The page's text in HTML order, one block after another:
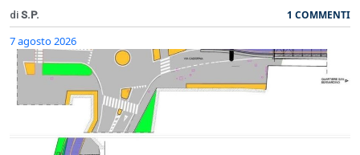
di S.P. 1 COMMENTI
7 agosto 2026